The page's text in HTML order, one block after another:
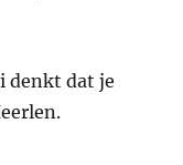
denkt dat je